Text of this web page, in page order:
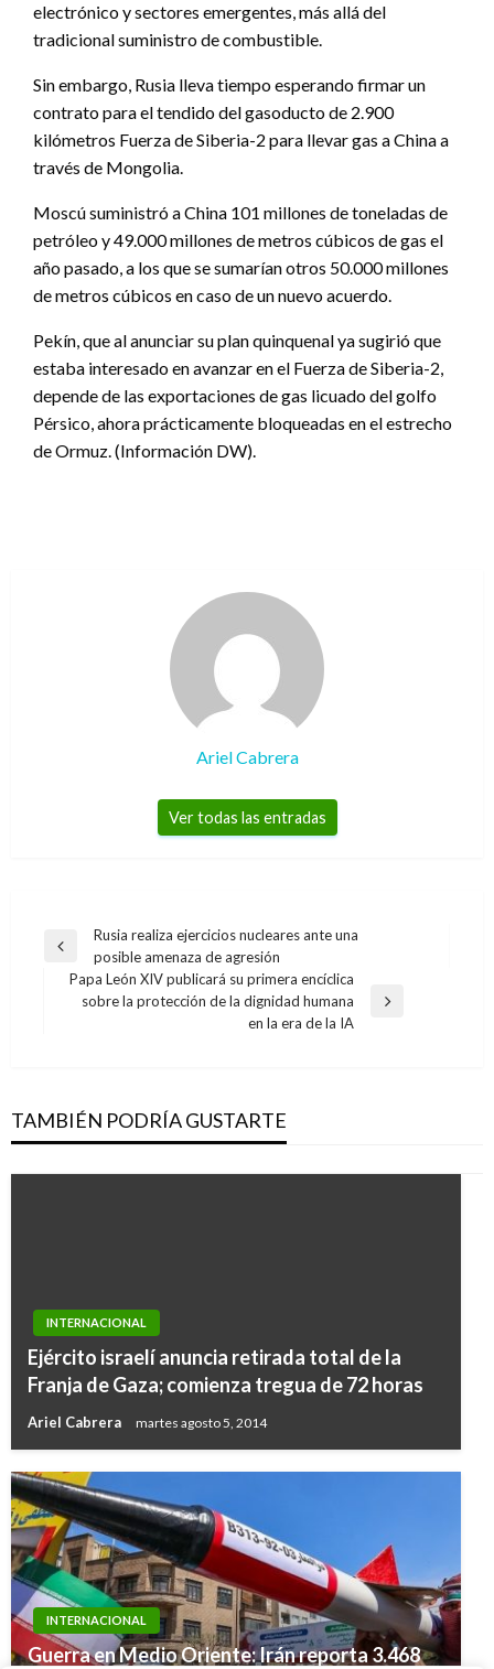
electrónico y sectores emergentes, más allá del
tradicional suministro de combustible.
Sin embargo, Rusia lleva tiempo esperando firmar un
contrato para el tendido del gasoducto de 2.900
kilómetros Fuerza de Siberia-2 para llevar gas a China a
través de Mongolia.
Moscú suministró a China 101 millones de toneladas de
petróleo y 49.000 millones de metros cúbicos de gas el
año pasado, a los que se sumarían otros 50.000 millones
de metros cúbicos en caso de un nuevo acuerdo.
Pekín, que al anunciar su plan quinquenal ya sugirió que
estaba interesado en avanzar en el Fuerza de Siberia-2,
depende de las exportaciones de gas licuado del golfo
Pérsico, ahora prácticamente bloqueadas en el estrecho
de Ormuz. (Información DW).
Ariel Cabrera
Ver todas las entradas
Navegación
entradas
Entrada
anterior
Rusia realiza ejercicios nucleares ante una
posible amenaza de agresión
Entrada
Papa León XIV publicará su primera encíclica
sobre la protección de la dignidad humana
en la era de la IA
TAMBIÉN PODRÍA GUSTARTE
INTERNACIONAL
Ejército israelí anuncia retirada total de la
Franja de Gaza; comienza tregua de 72 horas
Ariel Cabrera martes agosto 5, 2014
INTERNACIONAL
Guerra en Medio Oriente: Irán reporta 3.468
INTERNACIONAL
Régimen de Maduro libera a dirigentes de la
INTERNACIONAL